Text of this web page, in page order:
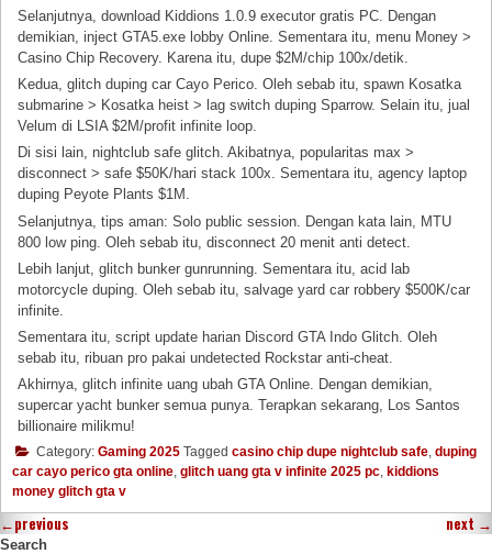
Selanjutnya, download Kiddions 1.0.9 executor gratis PC. Dengan
demikian, inject GTA5.exe lobby Online. Sementara itu, menu Money >
Casino Chip Recovery. Karena itu, dupe $2M/chip 100x/detik.
Kedua, glitch duping car Cayo Perico. Oleh sebab itu, spawn Kosatka
submarine > Kosatka heist > lag switch duping Sparrow. Selain itu, jual
Velum di LSIA $2M/profit infinite loop.
Di sisi lain, nightclub safe glitch. Akibatnya, popularitas max >
disconnect > safe $50K/hari stack 100x. Sementara itu, agency laptop
duping Peyote Plants $1M.
Selanjutnya, tips aman: Solo public session. Dengan kata lain, MTU
800 low ping. Oleh sebab itu, disconnect 20 menit anti detect.
Lebih lanjut, glitch bunker gunrunning. Sementara itu, acid lab
motorcycle duping. Oleh sebab itu, salvage yard car robbery $500K/car
infinite.
Sementara itu, script update harian Discord GTA Indo Glitch. Oleh
sebab itu, ribuan pro pakai undetected Rockstar anti-cheat.
Akhirnya, glitch infinite uang ubah GTA Online. Dengan demikian,
supercar yacht bunker semua punya. Terapkan sekarang, Los Santos
billionaire milikmu!
Category: Gaming 2025 Tagged casino chip dupe nightclub safe, duping
car cayo perico gta online, glitch uang gta v infinite 2025 pc, kiddions
money glitch gta v
←previous next →
Search